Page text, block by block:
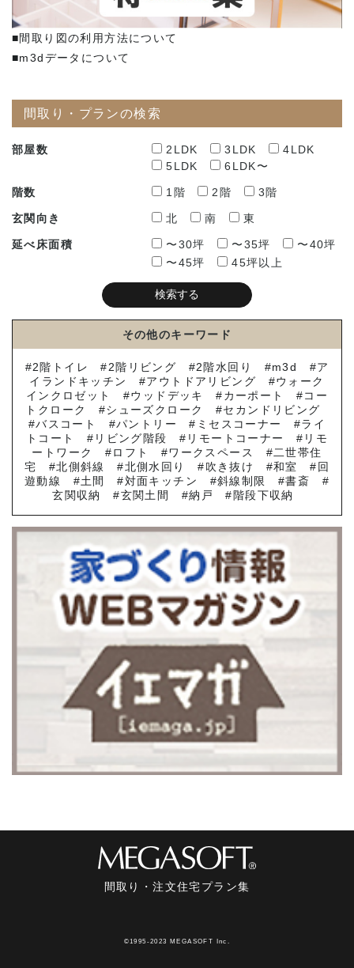
■間取り図の利用方法について
■m3dデータについて
間取り・プランの検索
部屋数 2LDK 3LDK
4LDK
5LDK
6LDK〜
階数 1階 2階 3階
玄関向き 北 南 東
延べ床面積 〜30坪 〜35坪
〜40坪
〜45坪
45坪以上
その他のキーワード
2階トイレ 2階リビング 2階水回り m3d
ア
イランドキッチン
アウトドアリビング
ウォーク
インクロゼット
ウッドデッキ カーポート
コー
トクローク
シューズクローク
セカンドリビング
バスコート
パントリー ミセスコーナー
ライ
トコート
リビング階段 リモートコーナー
リモ
ートワーク
ロフト ワークスペース
二世帯住
宅
北側斜線 北側水回り 吹き抜け 和室
回
遊動線
土間 対面キッチン 斜線制限
書斎
玄関収納
玄関土間 納戸 階段下収納
間取り・注文住宅プラン集
©1995-2023 MEGASOFT Inc.